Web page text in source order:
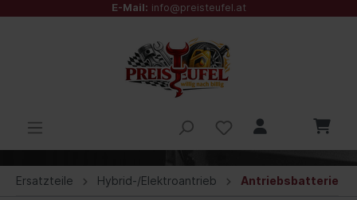
E-Mail: info@preisteufel.at
Ersatzteile Hybrid-/Elektroantrieb Antriebsbatterie